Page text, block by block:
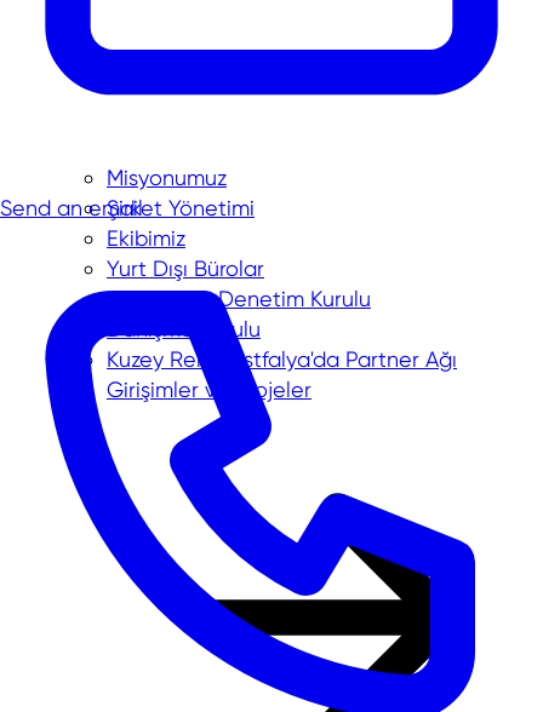
Misyonumuz
Şirket Yönetimi
Ekibimiz
Yurt Dışı Bürolar
Hissedar & Denetim Kurulu
Danışma Kurulu
Kuzey Ren-Vestfalya'da Partner Ağı
Girişimler ve projeler
Send an email